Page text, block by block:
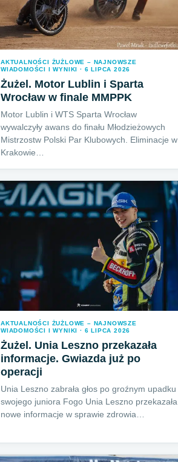
AKTUALNOŚCI ŻUŻLOWE – NAJNOWSZE
WIADOMOŚCI I WYNIKI · 6 LIPCA 2026
Żużel. Motor Lublin i Sparta
Wrocław w finale MMPPK
Motor Lublin i WTS Sparta Wrocław
wywalczyły awans do finału Młodzieżowych
Mistrzostw Polski Par Klubowych. Eliminacje w
Krakowie…
AKTUALNOŚCI ŻUŻLOWE – NAJNOWSZE
WIADOMOŚCI I WYNIKI · 6 LIPCA 2026
Żużel. Unia Leszno przekazała
informacje. Gwiazda już po
operacji
Unia Leszno zabrała głos po groźnym upadku
swojego juniora Fogo Unia Leszno przekazała
nowe informacje w sprawie zdrowia…